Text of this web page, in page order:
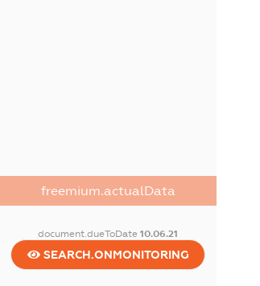
freemium.actualData
document.dueToDate10.06.21
SEARCH.ONMONITORING